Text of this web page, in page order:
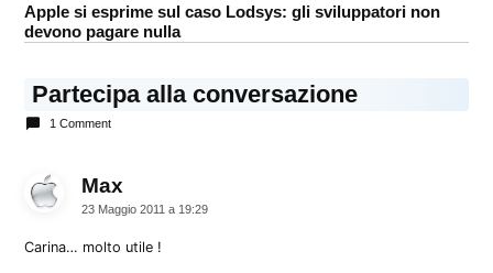
Apple si esprime sul caso Lodsys: gli sviluppatori non
devono pagare nulla
Partecipa alla conversazione
1 Comment
Max
23 Maggio 2011 a 19:29
Carina… molto utile !